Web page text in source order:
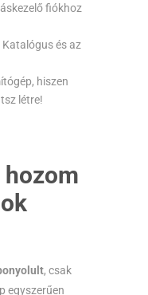
fiókhoz
és az
hiszen
létre!
hozom
, csak
egyszerűen